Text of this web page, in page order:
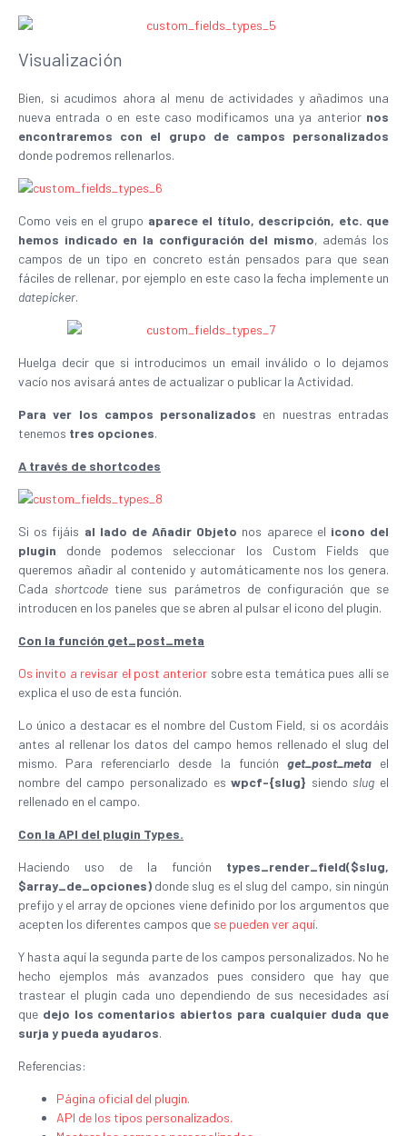
Visualización
Bien, si acudimos ahora al menu de actividades y añadimos una
nueva entrada o en este caso modificamos una ya anterior nos
encontraremos con el grupo de campos personalizados
donde podremos rellenarlos.
Como veis en el grupo aparece el título, descripción, etc. que
hemos indicado en la configuración del mismo, además los
campos de un tipo en concreto están pensados para que sean
fáciles de rellenar, por ejemplo en este caso la fecha implemente un
datepicker.
Huelga decir que si introducimos un email inválido o lo dejamos
vacío nos avisará antes de actualizar o publicar la Actividad.
Para ver los campos personalizados en nuestras entradas
tenemos tres opciones.
A través de shortcodes
Si os fijáis al lado de Añadir Objeto nos aparece el icono del
plugin donde podemos seleccionar los Custom Fields que
queremos añadir al contenido y automáticamente nos los genera.
Cadashortcode tiene sus parámetros de configuración que se
introducen en los paneles que se abren al pulsar el icono del plugin.
Con la función get_post_meta
Os invito a revisar el post anterior sobre esta temática pues allí se
explica el uso de esta función.
Lo único a destacar es el nombre del Custom Field, si os acordáis
antes al rellenar los datos del campo hemos rellenado el slug del
mismo. Para referenciarlo desde la función get_post_metael
nombre del campo personalizado eswpcf-{slug} siendoslug el
rellenado en el campo.
Con la API del plugin Types.
Haciendo uso de la función types_render_field($slug,
$array_de_opciones) donde slug es el slug del campo, sin ningún
prefijo y el array de opciones viene definido por los argumentos que
acepten los diferentes campos que se pueden ver aquí.
Y hasta aquí la segunda parte de los campos personalizados. No he
hecho ejemplos más avanzados pues considero que hay que
trastear el plugin cada uno dependiendo de sus necesidades así
que dejo los comentarios abiertos para cualquier duda que
surja y pueda ayudaros.
Referencias:
Página oficial del plugin.
API de los tipos personalizados.